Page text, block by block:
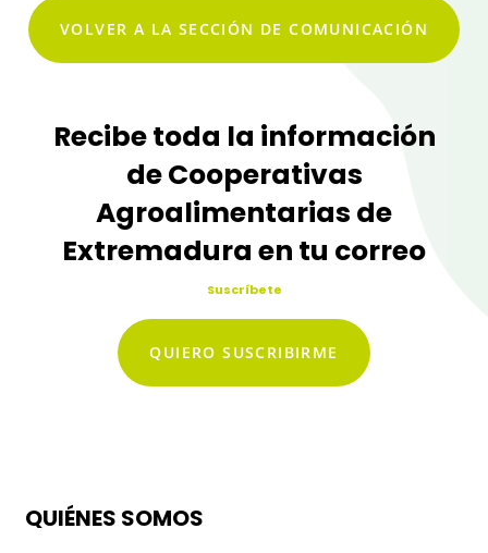
VOLVER A LA SECCIÓN DE COMUNICACIÓN
Recibe toda la información
de Cooperativas
Agroalimentarias de
Extremadura en tu correo
Suscríbete
QUIERO SUSCRIBIRME
QUIÉNES SOMOS